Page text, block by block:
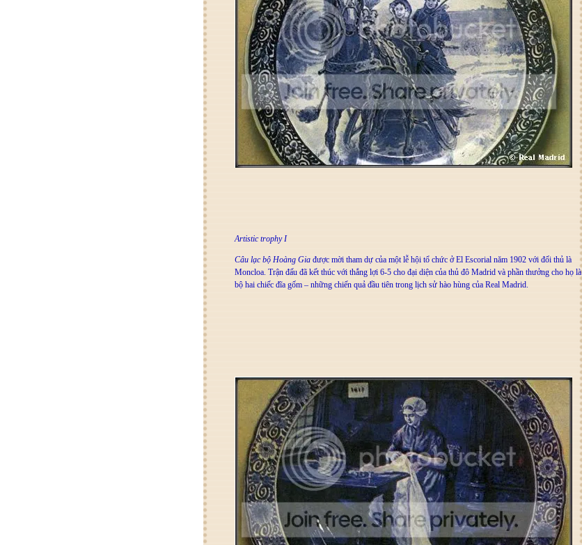
Artistic trophy I
Câu lạc bộ Hoàng Gia được mời tham dự của một lễ hội tổ chức ở El Escorial năm 1902 với đối thủ là
Moncloa. Trận đấu đã kết thúc với thắng lợi 6-5 cho đại diện của thủ đô Madrid và phần thưởng cho họ là
bộ hai chiếc đĩa gốm – những chiến quả đầu tiên trong lịch sử hào hùng của Real Madrid.